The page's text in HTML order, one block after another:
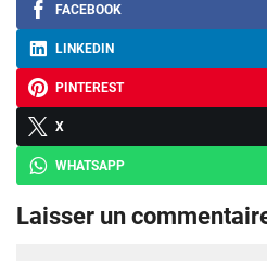
FACEBOOK
LINKEDIN
PINTEREST
X
WHATSAPP
Laisser un